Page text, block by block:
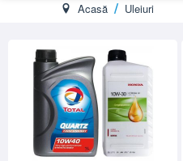
CATEGORII
NOUTATI
RESIGILATE
LICHIDARE
CATALOAGE
Acasă Uleiuri